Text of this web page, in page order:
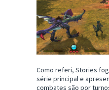
Como referi, Stories
série principal e
combates são por